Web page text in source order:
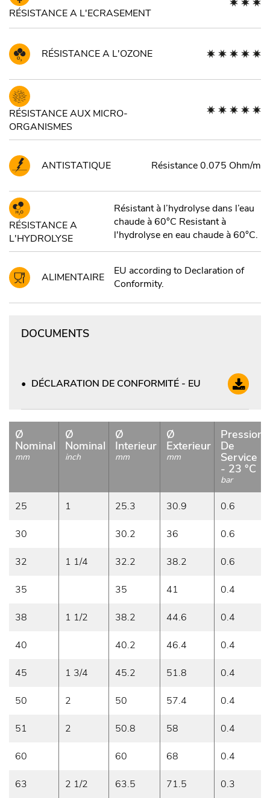
RÉSISTANCE A L'ECRASEMENT
RÉSISTANCE A L'OZONE
RÉSISTANCE AUX MICRO-
ORGANISMES
ANTISTATIQUE Résistance 0.075 Ohm/m
RÉSISTANCE A
L'HYDROLYSE
Résistant à l’hydrolyse dans l’eau
chaude à 60°C Resistant à
l'hydrolyse en eau chaude à 60°C.
ALIMENTAIRE
EU according to Declaration of
Conformity.
DOCUMENTS
DÉCLARATION DE CONFORMITÉ - EU
Ø
Nominal
mm
Ø
Nominal
inch
Ø
Interieur
mm
Ø
Exterieur
mm
Pression
De
Service
- 23 °C
bar
25 1 25.3 30.9 0.6
30 30.2 36 0.6
32 1 1/4 32.2 38.2 0.6
35 35 41 0.4
38 1 1/2 38.2 44.6 0.4
40 40.2 46.4 0.4
45 1 3/4 45.2 51.8 0.4
50 2 50 57.4 0.4
51 2 50.8 58 0.4
60 60 68 0.4
63 2 1/2 63.5 71.5 0.3